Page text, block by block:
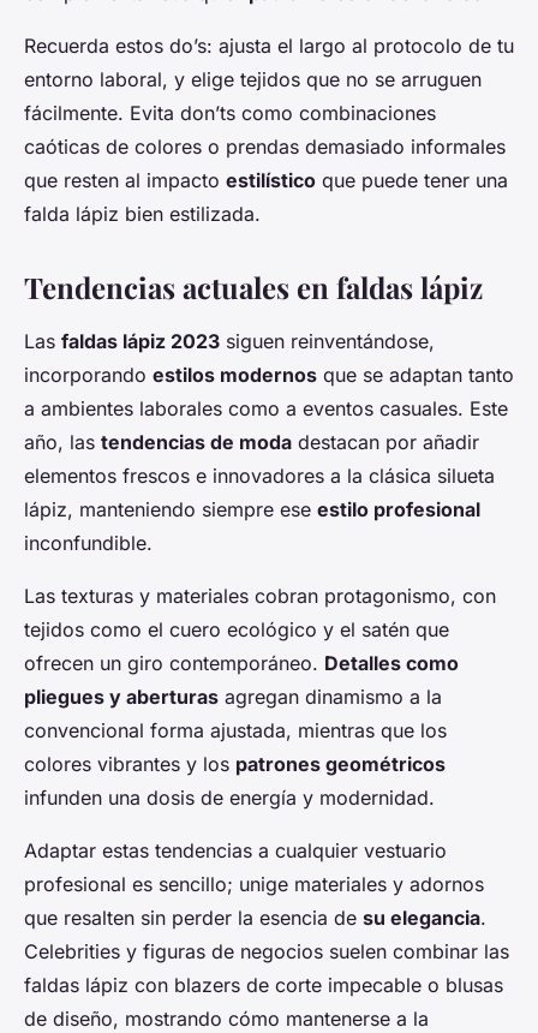
Recuerda estos do’s: ajusta el largo al protocolo de tu
entorno laboral, y elige tejidos que no se arruguen
fácilmente. Evita don’ts como combinaciones
caóticas de colores o prendas demasiado informales
que resten al impacto estilístico que puede tener una
falda lápiz bien estilizada.
Tendencias actuales en faldas lápiz
Las faldas lápiz 2023 siguen reinventándose,
incorporando estilos modernos que se adaptan tanto
a ambientes laborales como a eventos casuales. Este
año, las tendencias de moda destacan por añadir
elementos frescos e innovadores a la clásica silueta
lápiz, manteniendo siempre ese estilo profesional
inconfundible.
Las texturas y materiales cobran protagonismo, con
tejidos como el cuero ecológico y el satén que
ofrecen un giro contemporáneo. Detalles como
pliegues y aberturas agregan dinamismo a la
convencional forma ajustada, mientras que los
colores vibrantes y los patrones geométricos
infunden una dosis de energía y modernidad.
Adaptar estas tendencias a cualquier vestuario
profesional es sencillo; unige materiales y adornos
que resalten sin perder la esencia de su elegancia.
Celebrities y figuras de negocios suelen combinar las
faldas lápiz con blazers de corte impecable o blusas
de diseño, mostrando cómo mantenerse a la